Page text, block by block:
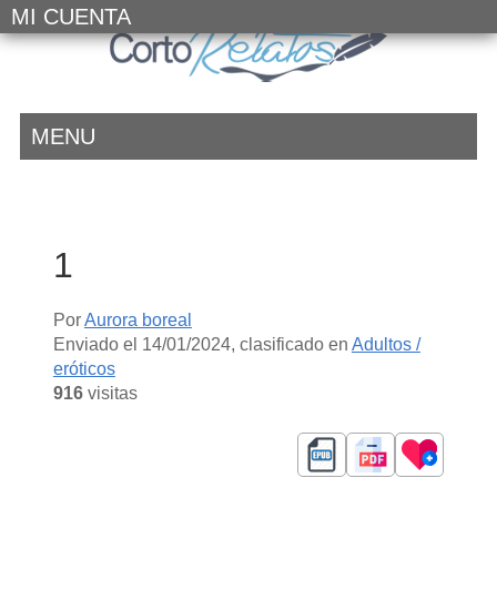
MI CUENTA
MENU
1
PorAurora boreal
Enviado el 14/01/2024, clasificado en Adultos /
eróticos
916visitas